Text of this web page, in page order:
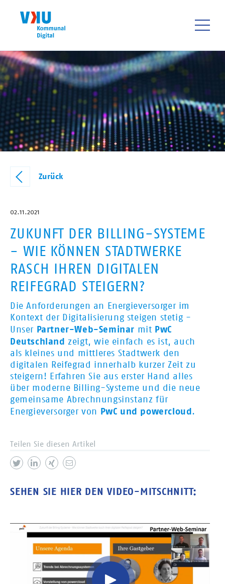
Zurück
02.11.2021
ZUKUNFT DER BILLING-SYSTEME
- WIE KÖNNEN STADTWERKE
RASCH IHREN DIGITALEN
REIFEGRAD STEIGERN?
Die Anforderungen an Energieversorger im
Kontext der Digitalisierung steigen stetig -
Unser Partner-Web-Seminar mit PwC
Deutschland zeigt, wie einfach es ist, auch
als kleines und mittleres Stadtwerk den
digitalen Reifegrad innerhalb kurzer Zeit zu
steigern! Erfahren Sie aus erster Hand alles
über moderne Billing-Systeme und die neue
gemeinsame Abrechnungsinstanz für
Energieversorger von PwC und powercloud.
Teilen Sie diesen Artikel
SEHEN SIE HIER DEN VIDEO-MITSCHNITT:
Video